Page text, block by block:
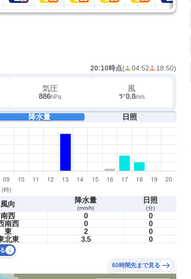
20:10時点( 04:52 18:50)
気圧
886hPa
風
0.8m/s
降水量 日照
風向 降水量
(mm/h)
日照
(分)
南西 0
0
南西 0
0
東 2
0
北東 3.5 0
60時間先まで見る